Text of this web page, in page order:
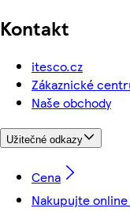
Kontakt
itesco.cz
Zákaznické
Naše obchody
Užitečné odkazy
Cena
Nakupujte